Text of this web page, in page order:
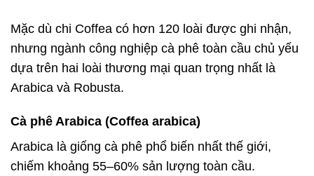
Mặc dù chi Coffea có hơn 120 loài được ghi nhận,
nhưng ngành công nghiệp cà phê toàn cầu chủ yếu
dựa trên hai loài thương mại quan trọng nhất là
Arabica và Robusta.
Cà phê Arabica (Coffea arabica)
Arabica là giống cà phê phổ biến nhất thế giới,
chiếm khoảng 55–60% sản lượng toàn cầu.